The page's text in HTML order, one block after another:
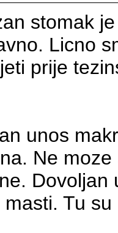
stomak
Licno
prije
unos
Ne
Dovoljan
Tu